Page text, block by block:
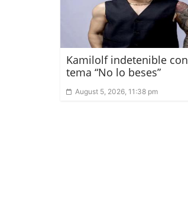
Kamilolf indetenible con
tema “No lo beses”
August 5, 2026, 11:38 pm